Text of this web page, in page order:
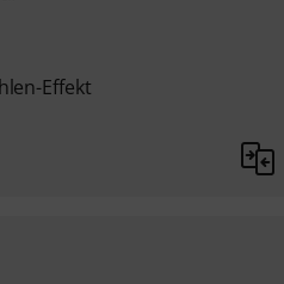
Effekt